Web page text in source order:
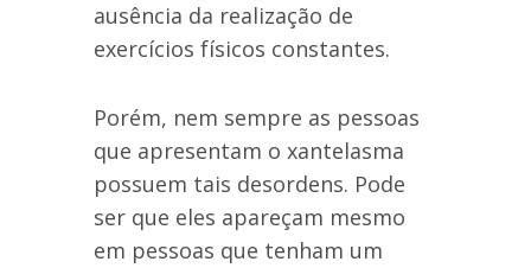
ausência da realização de
exercícios físicos constantes.
Porém, nem sempre as pessoas
que apresentam o xantelasma
possuem tais desordens. Pode
ser que eles apareçam mesmo
em pessoas que tenham um